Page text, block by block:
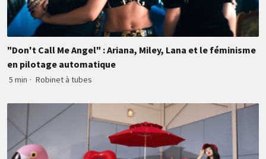
"Don't Call Me Angel" : Ariana, Miley, Lana et le féminisme
en pilotage automatique
5 min · Robinet à tubes